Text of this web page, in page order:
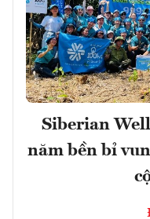
Siberian
năm bền bỉ